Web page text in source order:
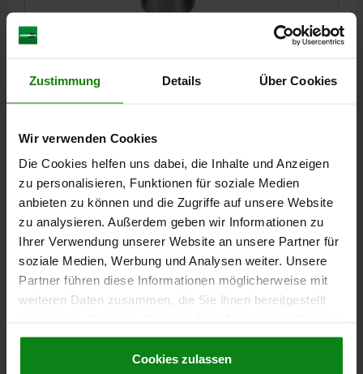
Zustimmung Details Über Cookies
Wir verwenden Cookies
Die Cookies helfen uns dabei, die Inhalte und Anzeigen
zu personalisieren, Funktionen für soziale Medien
anbieten zu können und die Zugriffe auf unsere Website
zu analysieren. Außerdem geben wir Informationen zu
Ihrer Verwendung unserer Website an unsere Partner für
soziale Medien, Werbung und Analysen weiter. Unsere
Partner führen diese Informationen möglicherweise mit
weiteren Daten zusammen, die Sie ihnen bereitgestellt
gesammelt haben.Cookie Richtlinien
Datenschutz|AGB
Cookies zulassen
DURCHMESSER=10
D1=MASS AUS BETREFFENDER PRODUKTSEITE
H=MASS AUS BETREFFENDER PRODUKTSEITE
L1=1,2
Bestellnummer:03069-10040
5,34 €
zzgl. MwSt.
zzgl. Versandkosten
DETAILS
03069